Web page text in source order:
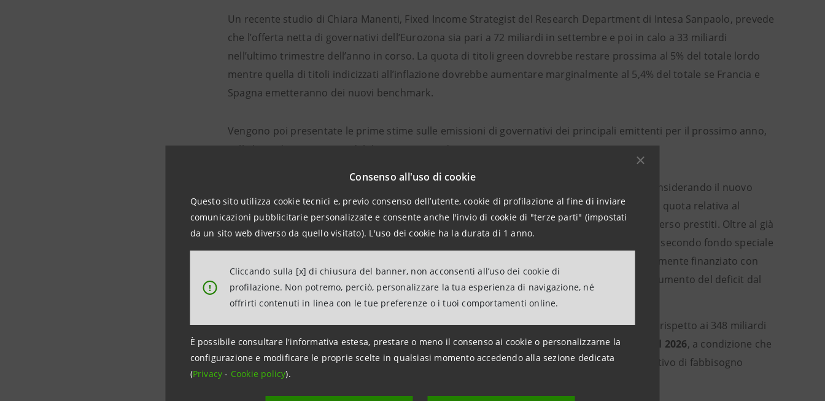
Consenso all'uso di cookie
Questo sito utilizza cookie tecnici e, previo consenso dell’utente, cookie di profilazione al fine di inviare
comunicazioni pubblicitarie personalizzate e consente anche l'invio di cookie di "terze parti" (impostati
da un sito web diverso da quello visitato). L'uso dei cookie ha la durata di 1 anno.
!
Cliccando sulla [x] di chiusura del banner, non acconsenti all’uso dei cookie di
profilazione. Non potremo, perciò, personalizzare la tua esperienza di navigazione, né
offrirti contenuti in linea con le tue preferenze o i tuoi comportamenti online.
È possibile consultare l'informativa estesa, prestare o meno il consenso ai cookie o personalizzarne la
configurazione e modificare le proprie scelte in qualsiasi momento accedendo alla sezione dedicata
(Privacy- Cookie policy).
Un recente studio di Chiara Manenti, Fixed Income Strategist del Research Department di Intesa Sanpaolo, prevede
che l’offerta netta di governativi dell’Eurozona sia pari a 72 miliardi in settembre e poi in calo a 33 miliardi
nell’ultimo trimestre dell’anno in corso. La quota di titoli green dovrebbe restare prossima al 5% del totale lordo
mentre quella di titoli indicizzati all’inflazione dovrebbe aumentare marginalmente al 5,4% del totale se Francia e
Spagna emetteranno dei nuovi benchmark.
Vengono poi presentate le prime stime sulle emissioni di governativi dei principali emittenti per il prossimo anno,
sulla base dei programmi di bilancio in corso di approvazione.
nel 2026, l’offerta netta dovrebbe aumentare a 120-130 miliardi di euro, considerando il nuovo
obiettivo di indebitamento del governo federale pari a 89 miliardi a cui si aggiunge una quota relativa al
finanziamento in titoli dei fondi speciali, mentre la parte residuale verrà coperta attraverso prestiti. Oltre al già
esistente “Bundeswehr” da 100 miliardi di euro per la modernizzazione della difesa, un secondo fondo speciale
per le infrastrutture entrerà in vigore con effetto retroattivo al 1° gennaio 2025, interamente finanziato con
prestiti fino a €500 miliardi. Il programma economico del nuovo governo prevede un aumento del deficit dal
2,7% nel 2024 al 2,9% nel 2025.
Italia:le emissioni lorde sono previste in aumento a circa€380-390 miliardi nel 2026
, rispetto ai 348 miliardi
attesi nel 2025. Le emissioni nette dovrebbero scendere al di sotto di€100 miliardi nel 2026, a condizione che
l'Italia incassi le tranche finali di prestiti EU RRF per 25 miliardi sull'intero anno. L'obiettivo di fabbisogno
approvato nel DEF per il 2026 è pari al 5,3% del PIL, ovvero circa €124 miliardi.